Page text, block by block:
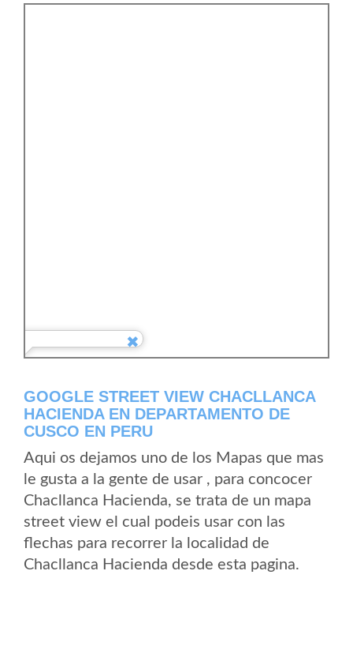
GOOGLE STREET VIEW CHACLLANCA
HACIENDA EN DEPARTAMENTO DE
CUSCO EN PERU
Aqui os dejamos uno de los Mapas que mas
le gusta a la gente de usar , para concocer
Chacllanca Hacienda, se trata de un mapa
street view el cual podeis usar con las
flechas para recorrer la localidad de
Chacllanca Hacienda desde esta pagina.